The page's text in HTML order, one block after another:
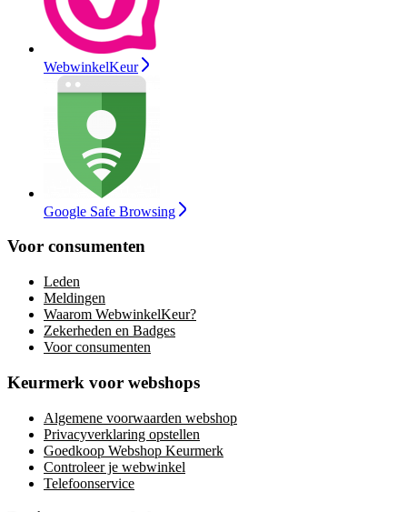
WebwinkelKeur
Google Safe Browsing
Voor consumenten
Leden
Meldingen
Waarom WebwinkelKeur?
Zekerheden en Badges
Voor consumenten
Keurmerk voor webshops
Algemene voorwaarden webshop
Privacyverklaring opstellen
Goedkoop Webshop Keurmerk
Controleer je webwinkel
Telefoonservice